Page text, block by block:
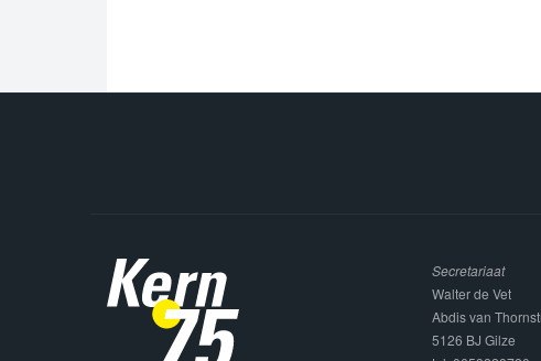
Secretariaat
Walter de Vet
Abdis van
5126 BJ Gilze